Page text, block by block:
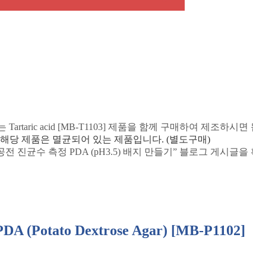
Tartaric acid [MB-T1103] 제품을 함께 구매하여 제조하시면
해당 제품은 멸균되어 있는 제품입니다. (별도구매)
전 진균수 측정 PDA (pH3.5) 배지 만들기 ” 블로그 게시글을
(Potato Dextrose Agar) [MB-P1102]